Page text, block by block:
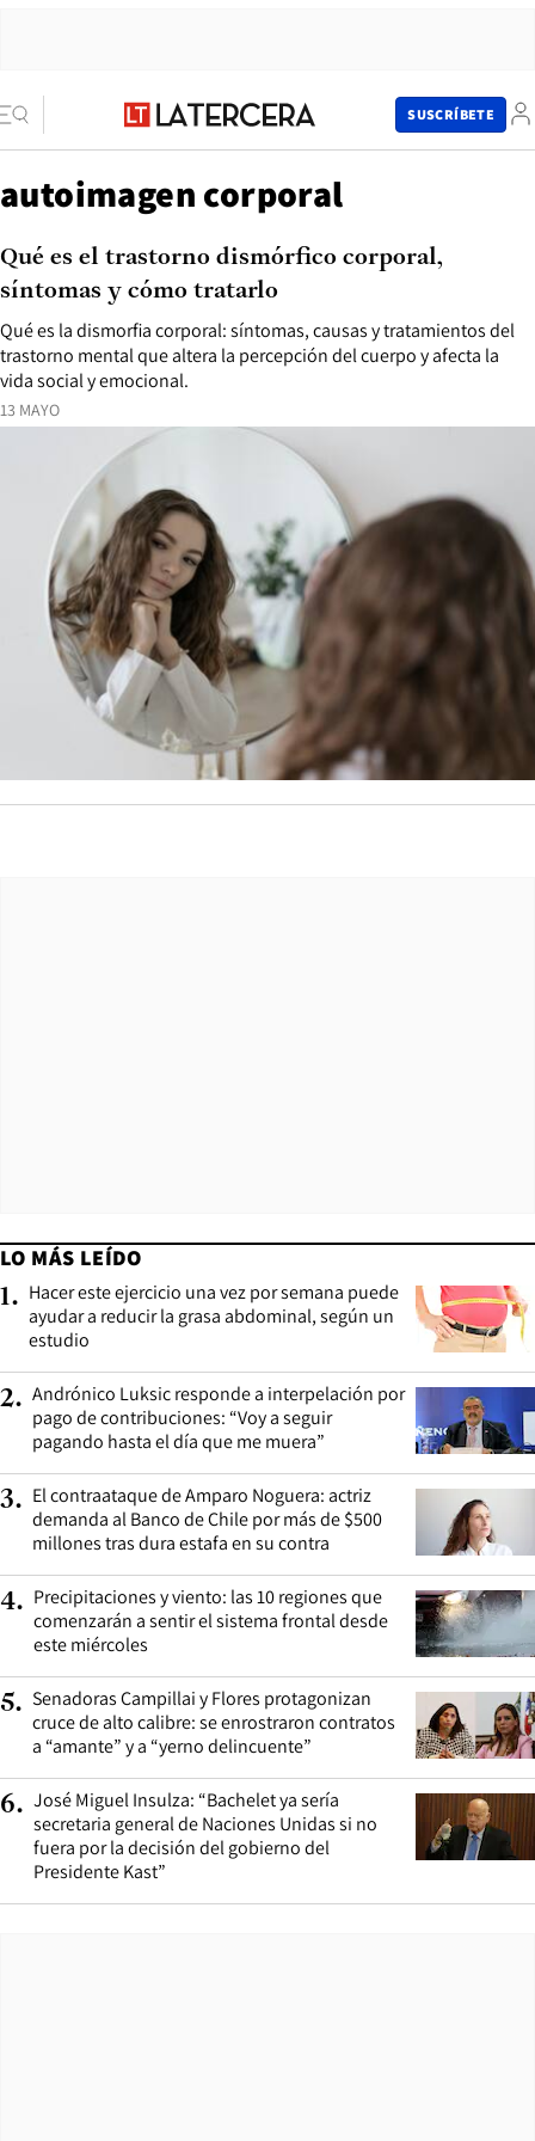
SUSCRÍBETE
autoimagen corporal
13 MAYO
Qué es la dismorfia corporal: síntomas, causas y tratamientos del
trastorno mental que altera la percepción del cuerpo y afecta la
vida social y emocional.
Qué es el trastorno dismórfico corporal,
síntomas y cómo tratarlo
LO MÁS LEÍDO
1. Hacer este ejercicio una vez por semana puede
ayudar a reducir la grasa abdominal, según un
estudio
2. Andrónico Luksic responde a interpelación por
pago de contribuciones: “Voy a seguir
pagando hasta el día que me muera”
3. El contraataque de Amparo Noguera: actriz
demanda al Banco de Chile por más de $500
millones tras dura estafa en su contra
4. Precipitaciones y viento: las 10 regiones que
comenzarán a sentir el sistema frontal desde
este miércoles
5. Senadoras Campillai y Flores protagonizan
cruce de alto calibre: se enrostraron contratos
a “amante” y a “yerno delincuente”
6. José Miguel Insulza: “Bachelet ya sería
secretaria general de Naciones Unidas si no
fuera por la decisión del gobierno del
Presidente Kast”